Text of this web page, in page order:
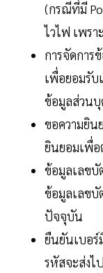
(กรณีที่มี
ไวไฟ เพรา
การจัดกา
เพื่อยอมรับ
ข้อมูลส่วน
ขอความยิน
ยินยอมเพื่
ข้อมูลเลขบั
ข้อมูลเลขบั
ปัจจุบัน
ยืนยันเบอร์
รหัสจะส่งไ